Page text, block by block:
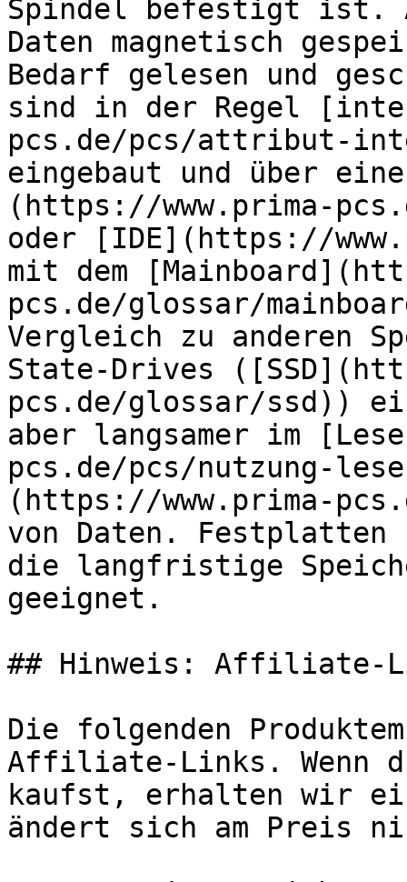
Spindel befestigt ist.
Daten magnetisch
Bedarf gelesen und
sind in der Regel
pcs.de/pcs/attribut-
eingebaut und über
(https://www.prima-
oder [IDE](https://
mit dem
pcs.de/glossar/
Vergleich zu anderen
State-Drives
pcs.de/glossar/ssd))
aber langsamer im
pcs.de/pcs/nutzung-
(https://www.prima-
von Daten.
die langfristige
geeignet.
## Hinweis: Affiliate-
Die folgenden
Affiliate-Links. Wenn
kaufst, erhalten wir
ändert sich am Preis